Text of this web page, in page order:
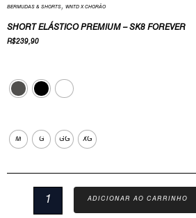
BERMUDAS & SHORTS, WNTD X CHORÃO
SHORT ELÁSTICO PREMIUM – SK8 FOREVER
R$239,90
M G GG XG
Short
Elástico
Premium
quantidade
ADICIONAR AO CARRINHO